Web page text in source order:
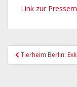
Link zur
Tierheim Berlin: